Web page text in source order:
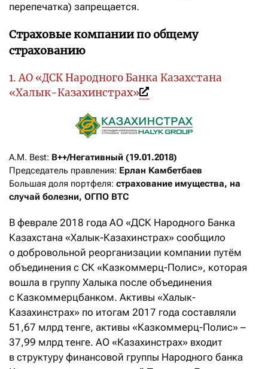
перепечатка) запрещается.
Страховые компании по общему
страхованию
1. АО «ДСК Народного Банка Казахстана
«Халык-Казахинстрах»
A.M. Best: B++/Негативный (19.01.2018)
Председатель правления: Ерлан Камбетбаев
Большая доля портфеля: страхование имущества, на
случай болезни, ОГПО ВТС
В феврале 2018 года АО «ДСК Народного Банка
Казахстана «Халык-Казахинстрах» сообщило
о добровольной реорганизации компании путём
объединения с СК «Казкоммерц-Полис», которая
вошла в группу Халыка после объединения
с Казкоммерц­банком. Активы «Халык-
Казахинстрах» по итогам 2017 года составляли
51,67 млрд тенге, активы «Казкоммерц-Полис» –
37,99 млрд тенге. АО «Казахинстрах» входит
в структуру финансовой группы Народного банка